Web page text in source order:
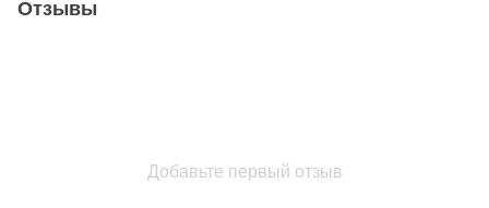
Отзывы
Добавьте первый отзыв